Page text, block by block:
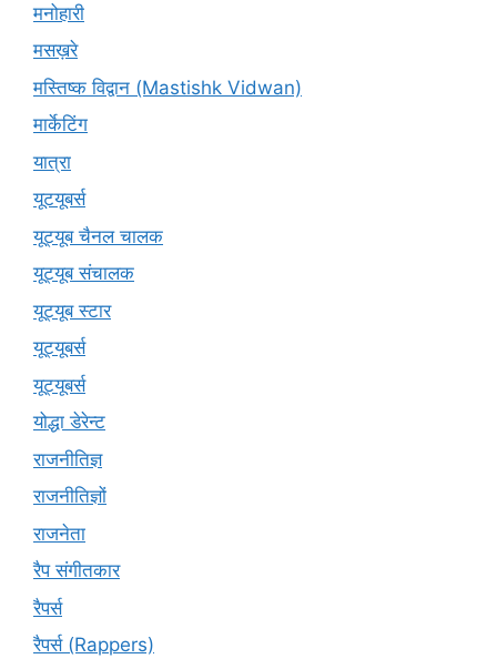
मनोहारी
मसख़रे
मस्तिष्क विद्वान (Mastishk Vidwan)
मार्केटिंग
यात्रा
यूटयूबर्स
यूट्यूब चैनल चालक
यूट्यूब संचालक
यूट्यूब स्टार
यूट्यूबर्स
यूट्‍यूबर्स
योद्धा डेरेन्ट
राजनीतिज्ञ
राजनीतिज्ञों
राजनेता
रैप संगीतकार
रैपर्स
रैपर्स (Rappers)